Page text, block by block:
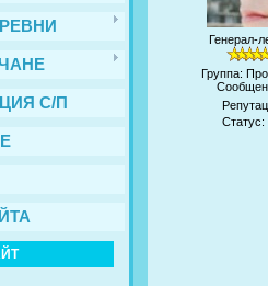
С/П
Генерал-
Группа:
Статус: